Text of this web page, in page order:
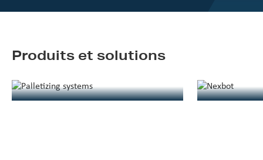
Produits et solutions